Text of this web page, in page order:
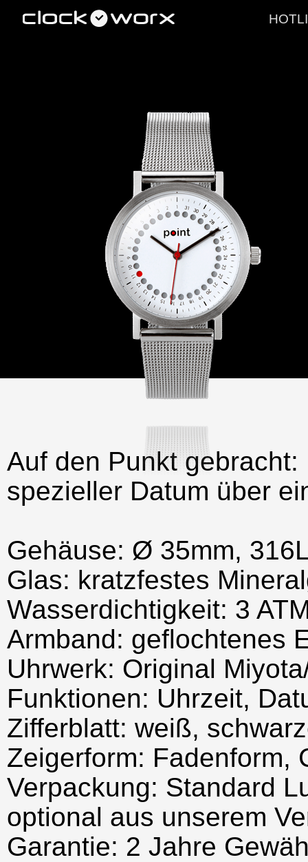
Auf den Punkt
spezieller Datum über
Gehäuse: Ø 35mm,
Glas: kratzfestes
Wasserdichtigkeit: 3
Armband: geflochtenes
Uhrwerk: Original
Funktionen: Uhrzeit,
Zifferblatt: weiß,
Zeigerform: Fadenform,
Verpackung: Standard
optional aus unserem
Garantie: 2 Jahre